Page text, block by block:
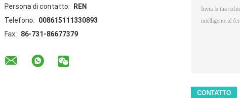
Persona di contatto:
REN
Telefono:
008615111330893
Fax:
86-731-86677379